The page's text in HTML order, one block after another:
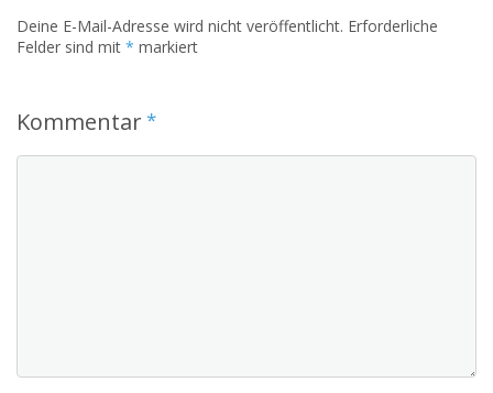
Deine E-Mail-Adresse wird nicht veröffentlicht. Erforderliche
Felder sind mit * markiert
Kommentar*